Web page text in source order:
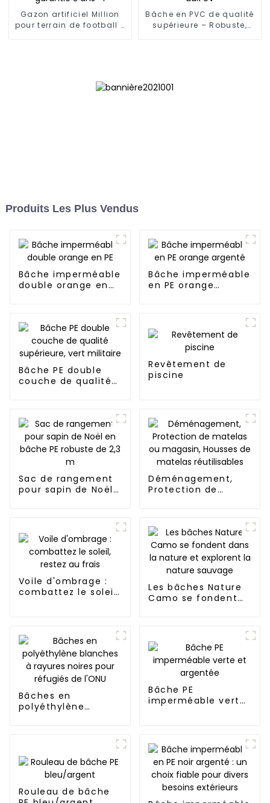
Gazon artificiel Million
pour terrain de football -
Bâche en PVC de qualité
supérieure – Robuste,
Produits Les Plus Vendus
Bâche imperméable
double orange en
Bâche imperméable
en PE orange
Bâche PE double
couche de qualité
Revêtement de
piscine
Sac de rangement
pour sapin de Noël
Déménagement,
Protection de
réutilisables
Voile d'ombrage :
combattez le soleil,
Les bâches Nature
Camo se fondent
Bâches en
polyéthylène
Bâche PE
imperméable verte
Rouleau de bâche